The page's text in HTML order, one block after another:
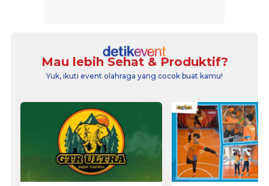
Mau lebih Sehat & Produktif?
Yuk, ikuti event olahraga yang cocok buat kamu!